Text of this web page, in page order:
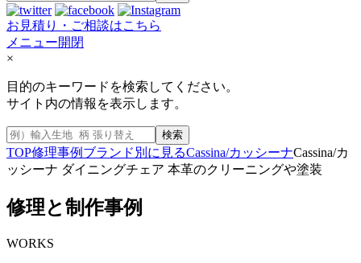
お見積り・ご相談はこちら
メニュー開閉
×
目的のキーワードを検索してください。
サイト内の情報を表示します。
検索
TOP修理事例 ブランド別に見るCassina/カッシーナCassina/カ
ッシーナ ダイニングチェア 本革のクリーニングや塗装
修理と制作事例
WORKS